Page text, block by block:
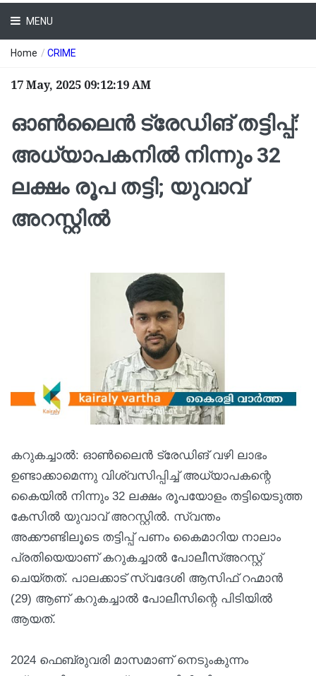
MENU
Home / CRIME
17 May, 2025 09:12:19 AM
ഓൺലൈൻ ട്രേഡിങ് തട്ടിപ്പ്:
അധ്യാപകനില്‍ നിന്നും 32
ലക്ഷം രൂപ തട്ടി; യുവാവ്
അറസ്റ്റില്‍
കറുകച്ചാൽ: ഓൺലൈൻ ട്രേഡിങ് വഴി ലാഭം
ഉണ്ടാക്കാമെന്നു വിശ്വസിപ്പിച്ച് അധ്യാപകന്റെ
കൈയില്‍ നിന്നും 32 ലക്ഷം രൂപയോളം തട്ടിയെടുത്ത
കേസില്‍ യുവാവ് അറസ്റ്റില്‍. സ്വന്തം
അക്കൗണ്ടിലൂടെ തട്ടിപ്പ് പണം കൈമാറിയ നാലാം
പ്രതിയെയാണ് കറുകച്ചാൽ പോലീസ്അറസ്റ്റ്
ചെയ്തത്. പാലക്കാട്‌ സ്വദേശി ആസിഫ് റഹ്മാൻ
(29) ആണ് കറുകച്ചാൽ പോലീസിന്റെ പിടിയിൽ
ആയത്.
2024 ഫെബ്രുവരി മാസമാണ് നെടുംകുന്നം